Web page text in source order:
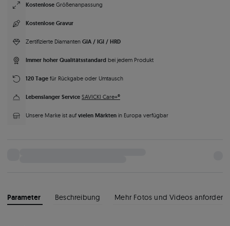
Kostenlose Größenanpassung
Kostenlose Gravur
Zertifizierte Diamanten GIA / IGI / HRD
Immer hoher Qualitätsstandard bei jedem Produkt
120 Tage für Rückgabe oder Umtausch
Lebenslanger Service SAVICKI Care+®
Unsere Marke ist auf vielen Märkten in Europa verfügbar
Parameter Beschreibung Mehr Fotos und Videos anfordern